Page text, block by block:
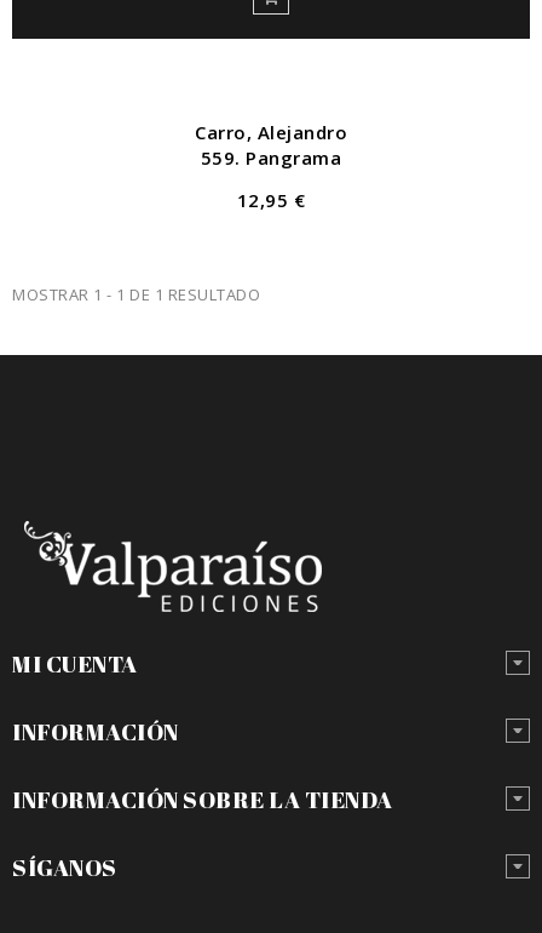
Carro, Alejandro
559. Pangrama
12,95 €
MOSTRAR 1 - 1 DE 1 RESULTADO
MI CUENTA
INFORMACIÓN
INFORMACIÓN SOBRE LA TIENDA
SÍGANOS